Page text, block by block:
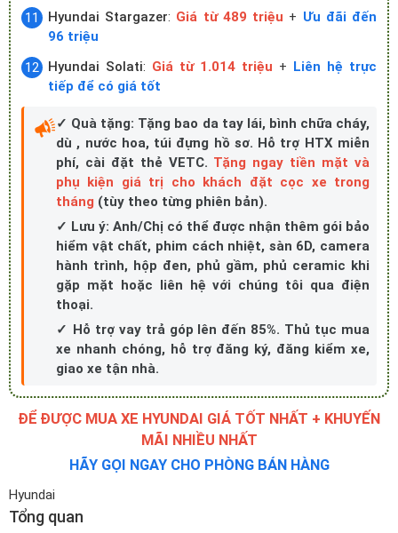
Hyundai Stargazer: Giá từ 489 triệu + Ưu đãi đến
96 triệu
Hyundai Solati: Giá từ 1.014 triệu + Liên hệ trực
tiếp để có giá tốt
✓ Quà tặng: Tặng bao da tay lái, bình chữa cháy,
dù , nước hoa, túi đựng hồ sơ. Hỗ trợ HTX miễn
phí, cài đặt thẻ VETC. Tặng ngay tiền mặt và
phụ kiện giá trị cho khách đặt cọc xe trong
tháng (tùy theo từng phiên bản).
✓ Lưu ý: Anh/Chị có thể được nhận thêm gói bảo
hiểm vật chất, phim cách nhiệt, sàn 6D, camera
hành trình, hộp đen, phủ gầm, phủ ceramic khi
gặp mặt hoặc liên hệ với chúng tôi qua điện
thoại.
✓ Hỗ trợ vay trả góp lên đến 85%. Thủ tục mua
xe nhanh chóng, hỗ trợ đăng ký, đăng kiểm xe,
giao xe tận nhà.
ĐỂ ĐƯỢC MUA XE HYUNDAI GIÁ TỐT NHẤT + KHUYẾN
MÃI NHIỀU NHẤT
HÃY GỌI NGAY CHO PHÒNG BÁN HÀNG
Hyundai
Tổng quan